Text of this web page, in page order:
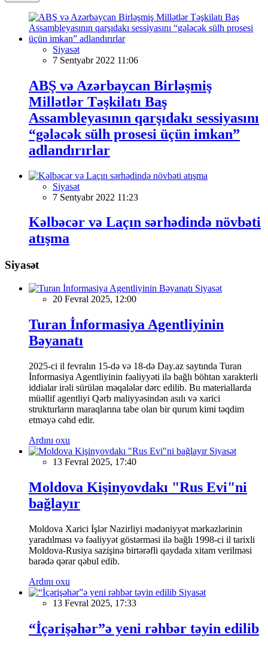
Siyasət
7 Sentyabr 2022 11:06
ABŞ və Azərbaycan Birləşmiş
Millətlər Təşkilatı Baş
Assambleyasının qarşıdakı sessiyasını
“gələcək sülh prosesi üçün imkan”
adlandırırlar
Siyasət
7 Sentyabr 2022 11:23
Kəlbəcər və Laçın sərhədində növbəti
atışma
Siyasət
Siyasət
20 Fevral 2025, 12:00
Turan İnformasiya Agentliyinin
Bəyanatı
2025-ci il fevralın 15-də və 18-də Day.az saytında Turan
İnformasiya Agentliyinin fəaliyyəti ilə bağlı böhtan xarakterli
iddialar irəli sürülən məqalələr dərc edilib. Bu materiallarda
müəllif agentliyi Qərb maliyyəsindən asılı və xarici
strukturların maraqlarına tabe olan bir qurum kimi təqdim
etməyə cəhd edir.
Ardını oxu
Siyasət
13 Fevral 2025, 17:40
Moldova Kişinyovdakı "Rus Evi"ni
bağlayır
Moldova Xarici İşlər Nazirliyi mədəniyyət mərkəzlərinin
yaradılması və fəaliyyət göstərməsi ilə bağlı 1998-ci il tarixli
Moldova-Rusiya sazişinə birtərəfli qaydada xitam verilməsi
barədə qərar qəbul edib.
Ardını oxu
Siyasət
13 Fevral 2025, 17:33
“İçərişəhər”ə yeni rəhbər təyin edilib